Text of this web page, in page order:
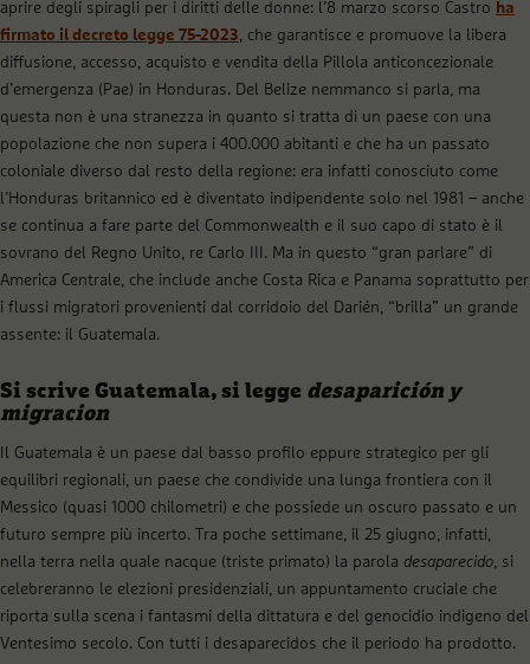
aprire degli spiragli per i diritti delle donne: l’8 marzo scorso Castro ha
firmato il decreto legge 75-2023, che garantisce e promuove la libera
diffusione, accesso, acquisto e vendita della Pillola anticoncezionale
d’emergenza (Pae) in Honduras. Del Belize nemmanco si parla, ma
questa non è una stranezza in quanto si tratta di un paese con una
popolazione che non supera i 400.000 abitanti e che ha un passato
coloniale diverso dal resto della regione: era infatti conosciuto come
l’Honduras britannico ed è diventato indipendente solo nel 1981 – anche
se continua a fare parte del Commonwealth e il suo capo di stato è il
sovrano del Regno Unito, re Carlo III. Ma in questo “gran parlare” di
America Centrale, che include anche Costa Rica e Panama soprattutto per
i flussi migratori provenienti dal corridoio del Darién, “brilla” un grande
assente: il Guatemala.
Si scrive Guatemala, si legge desaparición y
migracion
Il Guatemala è un paese dal basso profilo eppure strategico per gli
equilibri regionali, un paese che condivide una lunga frontiera con il
Messico (quasi 1000 chilometri) e che possiede un oscuro passato e un
futuro sempre più incerto. Tra poche settimane, il 25 giugno, infatti,
nella terra nella quale nacque (triste primato) la parola desaparecido, si
celebreranno le elezioni presidenziali, un appuntamento cruciale che
riporta sulla scena i fantasmi della dittatura e del genocidio indigeno del
Ventesimo secolo. Con tutti i desaparecidos che il periodo ha prodotto.